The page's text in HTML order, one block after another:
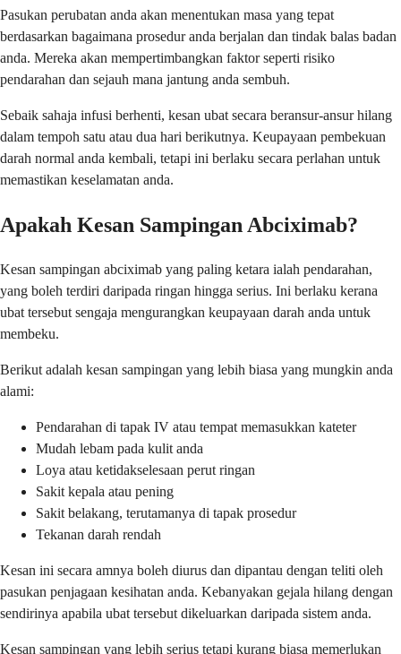
Pasukan perubatan anda akan menentukan masa yang tepat
berdasarkan bagaimana prosedur anda berjalan dan tindak balas badan
anda. Mereka akan mempertimbangkan faktor seperti risiko
pendarahan dan sejauh mana jantung anda sembuh.
Sebaik sahaja infusi berhenti, kesan ubat secara beransur-ansur hilang
dalam tempoh satu atau dua hari berikutnya. Keupayaan pembekuan
darah normal anda kembali, tetapi ini berlaku secara perlahan untuk
memastikan keselamatan anda.
Apakah Kesan Sampingan Abciximab?
Kesan sampingan abciximab yang paling ketara ialah pendarahan,
yang boleh terdiri daripada ringan hingga serius. Ini berlaku kerana
ubat tersebut sengaja mengurangkan keupayaan darah anda untuk
membeku.
Berikut adalah kesan sampingan yang lebih biasa yang mungkin anda
alami:
Pendarahan di tapak IV atau tempat memasukkan kateter
Mudah lebam pada kulit anda
Loya atau ketidakselesaan perut ringan
Sakit kepala atau pening
Sakit belakang, terutamanya di tapak prosedur
Tekanan darah rendah
Kesan ini secara amnya boleh diurus dan dipantau dengan teliti oleh
pasukan penjagaan kesihatan anda. Kebanyakan gejala hilang dengan
sendirinya apabila ubat tersebut dikeluarkan daripada sistem anda.
Kesan sampingan yang lebih serius tetapi kurang biasa memerlukan